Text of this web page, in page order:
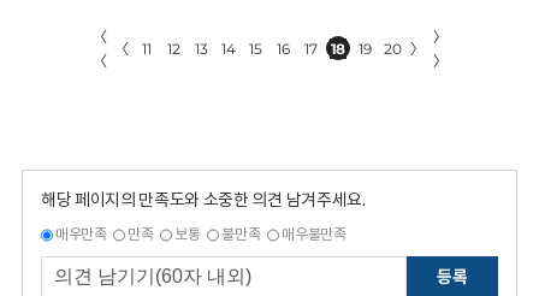
〈
〈
〈 11 12 13 14 15 16 17 18 19 20 〉
〉
〉
해당 페이지의 만족도와 소중한 의견 남겨주세요.
매우만족 만족 보통 불만족 매우불만족
등록